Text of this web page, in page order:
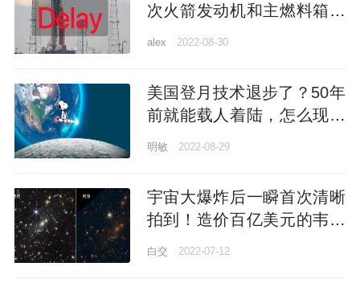
次火箭发动机和主燃料箱都
alex 2022-08-30
美国登月技术退步了？50年
前就能载人着陆，怎么现在
明敏 2022-08-29
宇宙大爆炸后一瞬首次清晰
拍到！造价百亿美元的韦布
望远镜，发布130亿年前的
白交 2022-07-12